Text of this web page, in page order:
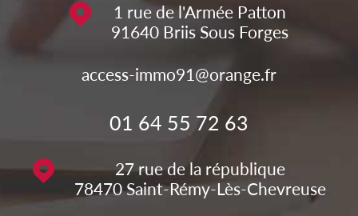
1 rue de l'Armée Patton
91640 Briis Sous Forges
access-immo91@orange.fr
01 64 55 72 63
27 rue de la république
78470 Saint-Rémy-Lès-Chevreuse